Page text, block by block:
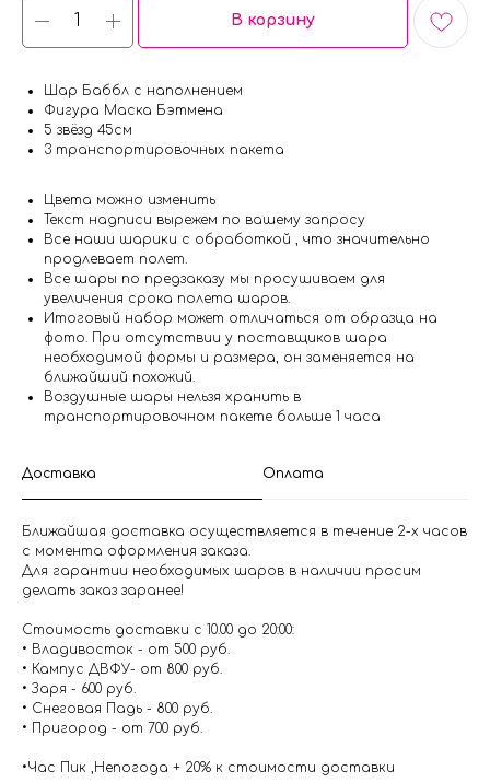
В корзину
Шар Баббл с наполнением
Фигура Маска Бэтмена
5 звёзд 45см
3 транспортировочных пакета
Цвета можно изменить
Текст надписи вырежем по вашему запросу
Все наши шарики с обработкой , что значительно
продлевает полет.
Все шары по предзаказу мы просушиваем для
увеличения срока полета шаров.
Итоговый набор может отличаться от образца на
фото. При отсутствии у поставщиков шара
необходимой формы и размера, он заменяется на
ближайший похожий.
Воздушные шары нельзя хранить в
транспортировочном пакете больше 1 часа
Доставка Оплата
Ближайшая доставка осуществляется в течение 2-х часов
с момента оформления заказа.
Для гарантии необходимых шаров в наличии просим
делать заказ заранее!
Стоимость доставки с 10.00 до 20:00:
• Владивосток - от 500 руб.
• Кампус ДВФУ- от 800 руб.
• Заря - 600 руб.
• Снеговая Падь - 800 руб.
• Пригород - от 700 руб.
•Час Пик ,Непогода + 20% к стоимости доставки